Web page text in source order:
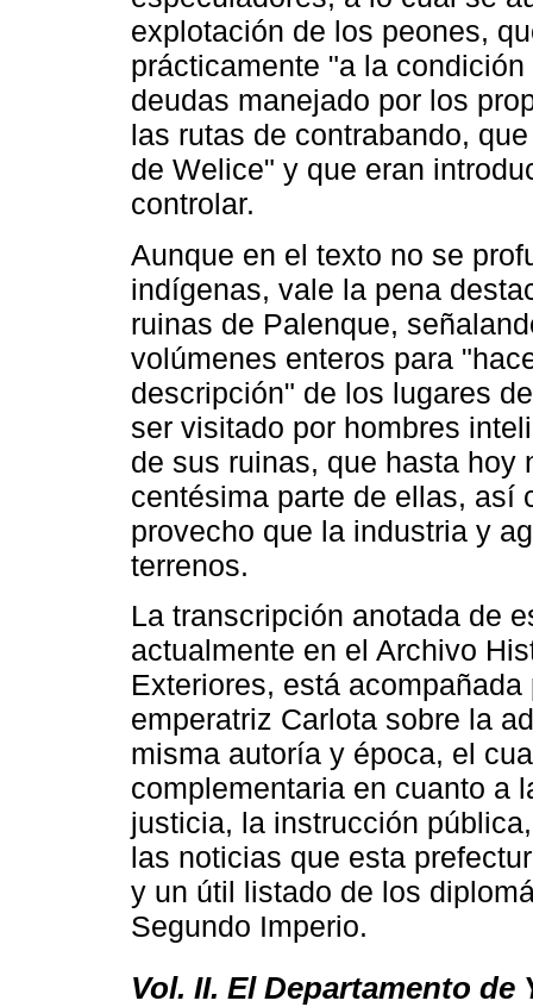
explotación de los peones,
prácticamente "a la
deudas manejado por los
las rutas de contrabando,
de Welice" y que eran
controlar.
Aunque en el texto no se
indígenas, vale la pena
ruinas de Palenque,
volúmenes enteros para
descripción" de los lugares
ser visitado por hombres
de sus ruinas, que hasta hoy
centésima parte de ellas, así
provecho que la industria y
terrenos.
La transcripción anotada de
actualmente en el Archivo
Exteriores, está
emperatriz Carlota sobre la
misma autoría y época, el
complementaria en cuanto a
justicia, la instrucción
las noticias que esta
y un útil listado de los
Segundo Imperio.
Vol. II. El Departamento de